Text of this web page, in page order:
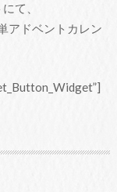
て、
アドベントカレン